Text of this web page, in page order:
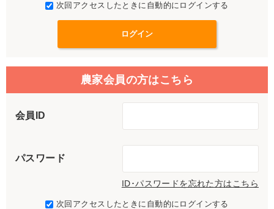
次回アクセスしたときに自動的にログインする
農家会員の方はこちら
会員ID
パスワード
ID･パスワードを忘れた方はこちら
次回アクセスしたときに自動的にログインする